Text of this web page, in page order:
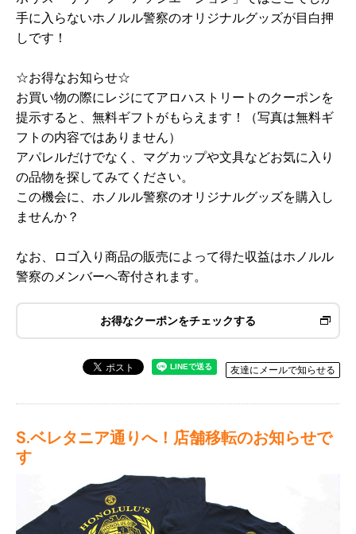
手に入らないホノルル警察のオリジナルグッズが目白押
しです！
☆お得なお知らせ☆
お買い物の際にレジにてアロハストリートのクーポンを
提示すると、無料ギフトがもらえます！（写真は無料ギ
フトの内容ではありません）
アパレルだけでなく、マグカップや文具などお気に入り
の品物を探してみてください。
この機会に、ホノルル警察のオリジナルグッズを購入し
ませんか？
なお、ロゴ入り商品の販売によって得た収益はホノルル
警察のメンバーへ寄付されます。
お得なクーポンをチェックする
友達にメールで知らせる
S.ベレタニア通りへ！店舗移転のお知らせで
す